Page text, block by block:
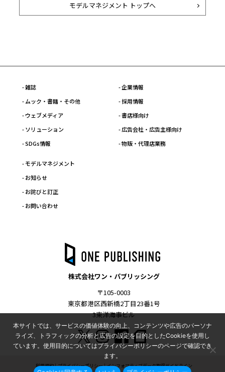
モデルマネジメント トップへ
- 雑誌
- ムック・書籍・その他
- ウェブメディア
- ソリューション
- SDGs情報
- 企業情報
- 採用情報
- 書店様向け
- 広告会社・広告主様向け
- 物販・代理店業務
- モデルマネジメント
- お知らせ
- お詫びと訂正
- お問い合わせ
株式会社ワン・パブリッシング
〒105-0003
東京都港区西新橋2丁目23番1号
3東洋海事ビル
利用規約 プライバシーポリシー インフォマティブデータ取得ガイドライン
本サイトでは、サービスの価値体験の向上、コンテンツや広告のパーソナ
ライズ、トラフィックの分析と広告の設定を目的としたCookieを使用し
ています。使用目的についてはプライバシーポリシーのページで確認でき
ます。